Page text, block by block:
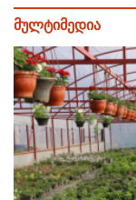
მულტიმედია